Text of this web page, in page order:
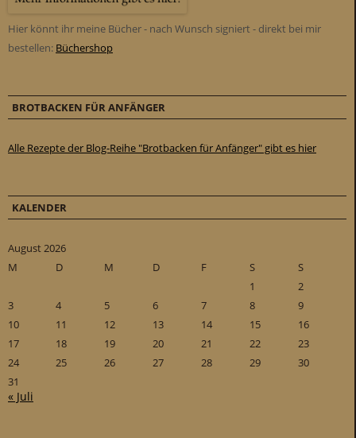
Hier könnt ihr meine Bücher - nach Wunsch signiert - direkt bei mir
bestellen: Büchershop
BROTBACKEN FÜR ANFÄNGER
Alle Rezepte der Blog-Reihe "Brotbacken für Anfänger" gibt es hier
KALENDER
August 2026
M
D M D F S
S
1
2
3
4 5 6 7 8
9
10
11 12 13 14 15
16
17
18 19 20 21 22
23
24
25 26 27 28 29
30
31
« Juli